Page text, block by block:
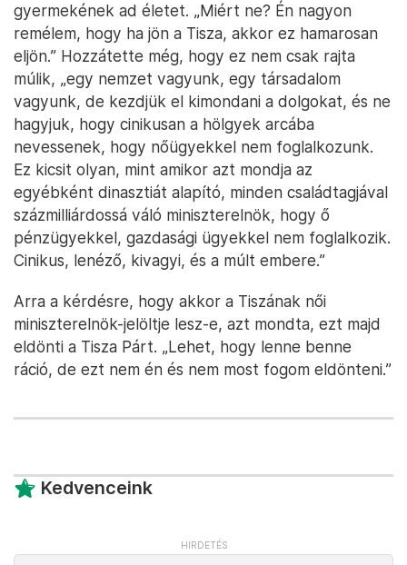
gyermekének ad életet. „Miért ne? Én nagyon
remélem, hogy ha jön a Tisza, akkor ez hamarosan
eljön.” Hozzátette még, hogy ez nem csak rajta
múlik, „egy nemzet vagyunk, egy társadalom
vagyunk, de kezdjük el kimondani a dolgokat, és ne
hagyjuk, hogy cinikusan a hölgyek arcába
nevessenek, hogy nőügyekkel nem foglalkozunk.
Ez kicsit olyan, mint amikor azt mondja az
egyébként dinasztiát alapító, minden családtagjával
százmilliárdossá váló miniszterelnök, hogy ő
pénzügyekkel, gazdasági ügyekkel nem foglalkozik.
Cinikus, lenéző, kivagyi, és a múlt embere.”
Arra a kérdésre, hogy akkor a Tiszának női
miniszterelnök-jelöltje lesz-e, azt mondta, ezt majd
eldönti a Tisza Párt. „Lehet, hogy lenne benne
ráció, de ezt nem én és nem most fogom eldönteni.”
Kedvenceink